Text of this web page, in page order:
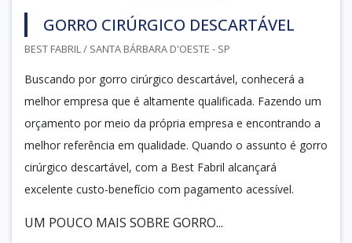
GORRO CIRÚRGICO DESCARTÁVEL
BEST FABRIL / SANTA BÁRBARA D'OESTE - SP
Buscando por gorro cirúrgico descartável, conhecerá a
melhor empresa que é altamente qualificada. Fazendo um
orçamento por meio da própria empresa e encontrando a
melhor referência em qualidade. Quando o assunto é gorro
cirúrgico descartável, com a Best Fabril alcançará
excelente custo-benefício com pagamento acessível.
UM POUCO MAIS SOBRE GORRO...